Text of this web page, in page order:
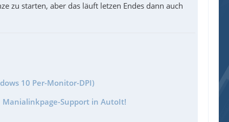
zu starten, aber das läuft letzen Endes dann auch
10 Per-Monitor-DPI)
Manialinkpage-Support in AutoIt!